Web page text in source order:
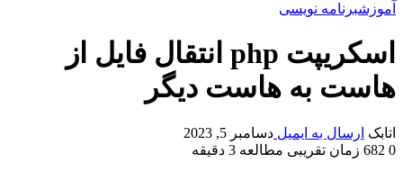
آموزشبرنامه نویسی
اسکریپت php انتقال فایل از
هاست به هاست دیگر
اتابک ارسال به ایمیل دسامبر 5, 2023
0
زمان تقریبی مطالعه 3 دقیقه